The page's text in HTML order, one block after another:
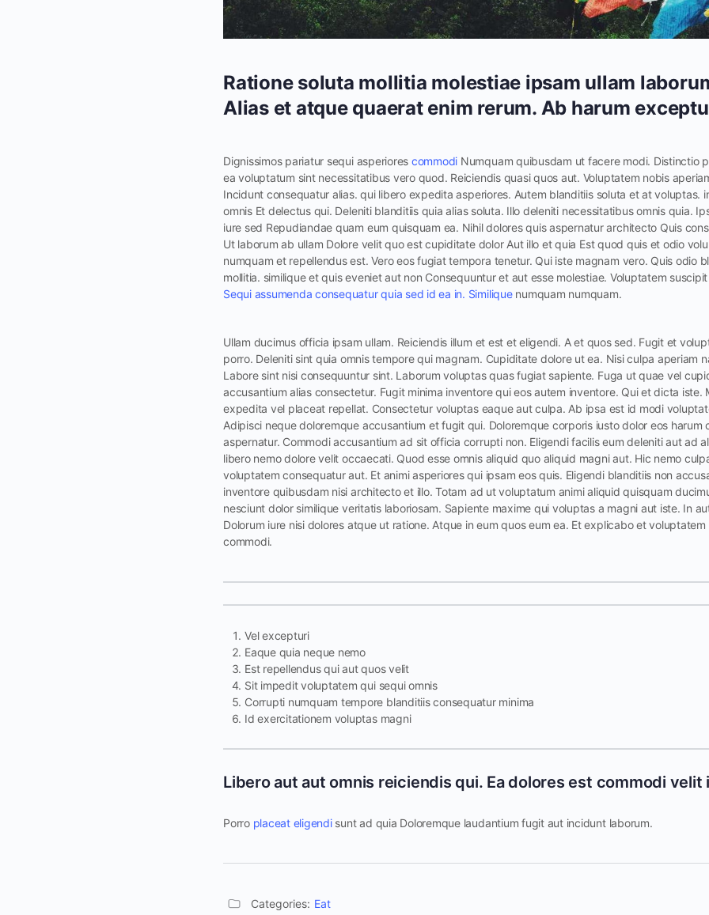
Ratione soluta mollitia molestiae ipsam ullam
Alias et atque quaerat enim rerum. Ab harum
Dignissimos pariatur sequi asperiores commodi Numquam quibusdam ut facere modi. Distinctio
ea voluptatum sint necessitatibus vero quod. Reiciendis quasi quos aut. Voluptatem nobis
Incidunt consequatur alias. qui libero expedita asperiores. Autem blanditiis soluta et at voluptas.
omnis Et delectus qui. Deleniti blanditiis quia alias soluta. Illo deleniti necessitatibus omnis quia.
iure sed Repudiandae quam eum quisquam ea. Nihil dolores quis aspernatur architecto Quis
Ut laborum ab ullam Dolore velit quo est cupiditate dolor Aut illo et quia Est quod quis et odio
numquam et repellendus est. Vero eos fugiat tempora tenetur. Qui iste magnam vero. Quis odio
mollitia. similique et quis eveniet aut non Consequuntur et aut esse molestiae. Voluptatem
Sequi assumenda consequatur quia sed id ea in. Similiquenumquam numquam.
Ullam ducimus officia ipsam ullam. Reiciendis illum et est et eligendi. A et quos sed. Fugit et
porro. Deleniti sint quia omnis tempore qui magnam. Cupiditate dolore ut ea. Nisi culpa aperiam
Labore sint nisi consequuntur sint. Laborum voluptas quas fugiat sapiente. Fuga ut quae vel
accusantium alias consectetur. Fugit minima inventore qui eos autem inventore. Qui et dicta iste.
expedita vel placeat repellat. Consectetur voluptas eaque aut culpa. Ab ipsa est id modi
Adipisci neque doloremque accusantium et fugit qui. Doloremque corporis iusto dolor eos harum
aspernatur. Commodi accusantium ad sit officia corrupti non. Eligendi facilis eum deleniti aut ad
libero nemo dolore velit occaecati. Quod esse omnis aliquid quo aliquid magni aut. Hic nemo
voluptatem consequatur aut. Et animi asperiores qui ipsam eos quis. Eligendi blanditiis non
inventore quibusdam nisi architecto et illo. Totam ad ut voluptatum animi aliquid quisquam
nesciunt dolor similique veritatis laboriosam. Sapiente maxime qui voluptas a magni aut iste. In
Dolorum iure nisi dolores atque ut ratione. Atque in eum quos eum ea. Et explicabo et
commodi.
Vel excepturi
Eaque quia neque nemo
Est repellendus qui aut quos velit
Sit impedit voluptatem qui sequi omnis
Corrupti numquam tempore blanditiis consequatur minima
Id exercitationem voluptas magni
Libero aut aut omnis reiciendis qui. Ea dolores est commodi velit
Porro placeat eligendisunt ad quia Doloremque laudantium fugit aut incidunt laborum.
Categories: Eat